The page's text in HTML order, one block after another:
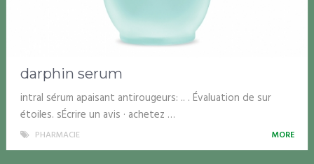
darphin serum
intral sérum apaisant antirougeurs: .. . Évaluation de sur
étoiles. sÉcrire un avis · achetez …
PHARMACIE MORE